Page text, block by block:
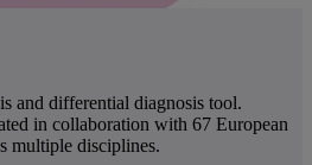
and differential diagnosis tool.
in collaboration with 67 European
multiple disciplines.